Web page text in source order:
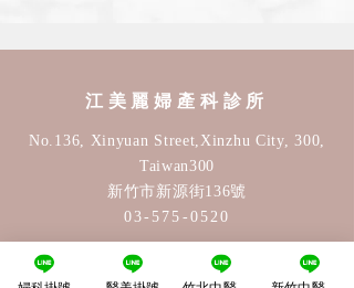
江美麗婦產科診所
No.136, Xinyuan Street,Xinzhu City, 300,
Taiwan300
新竹市新源街136號
03-575-0520